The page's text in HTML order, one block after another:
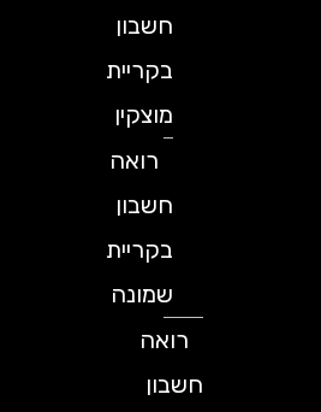
חשבון
בקריית
מוצקין
רואה
חשבון
בקריית
שמונה
רואה
חשבון